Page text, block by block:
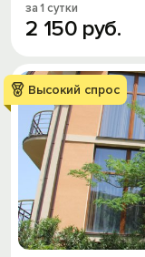
за 1 сутки
2 150 руб.
Высокий спрос